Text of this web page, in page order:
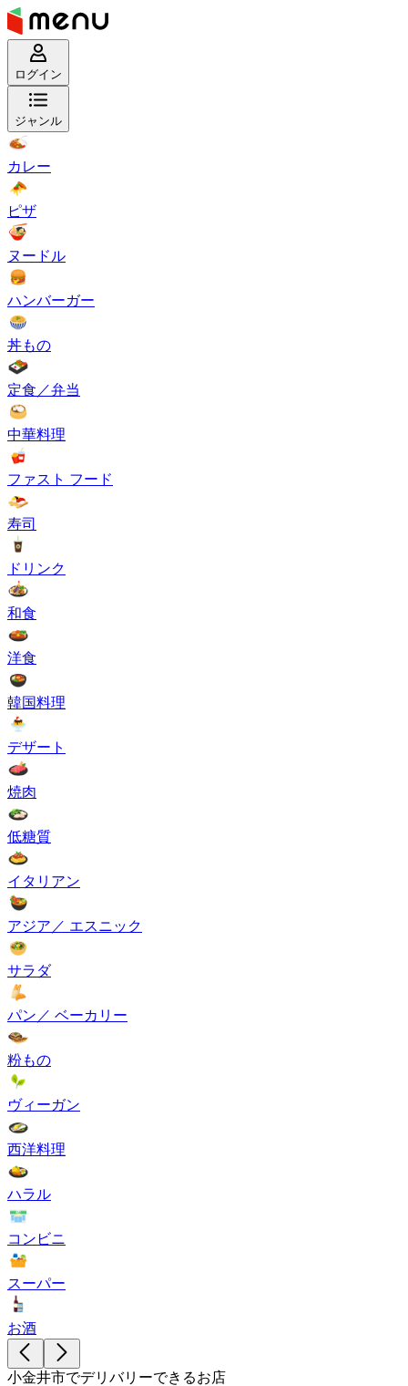
ログイン
ジャンル
カレー
ピザ
ヌードル
ハンバーガー
丼もの
定食／弁当
中華料理
ファスト フード
寿司
ドリンク
和食
洋食
韓国料理
デザート
焼肉
低糖質
イタリアン
アジア／ エスニック
サラダ
パン／ ベーカリー
粉もの
ヴィーガン
西洋料理
ハラル
コンビニ
スーパー
お酒
小金井市でデリバリーできるお店